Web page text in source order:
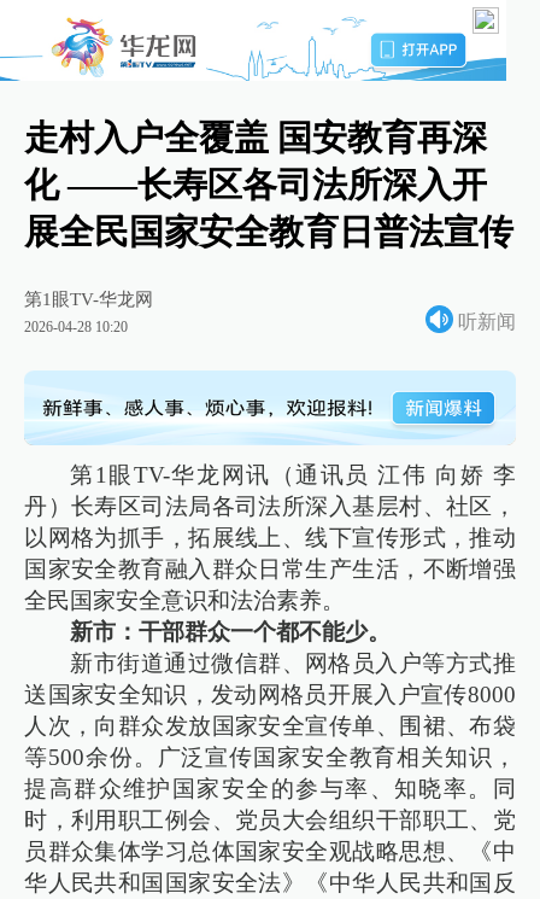
走村入户全覆盖 国安教育再深
化 ——长寿区各司法所深入开
展全民国家安全教育日普法宣传
第1眼TV-华龙网
2026-04-28 10:20 听新闻
第1眼TV-华龙网讯（通讯员 江伟 向娇 李
丹）长寿区司法局各司法所深入基层村、社区，
以网格为抓手，拓展线上、线下宣传形式，推动
国家安全教育融入群众日常生产生活，不断增强
全民国家安全意识和法治素养。
新市：干部群众一个都不能少。
新市街道通过微信群、网格员入户等方式推
送国家安全知识，发动网格员开展入户宣传8000
人次，向群众发放国家安全宣传单、围裙、布袋
等500余份。广泛宣传国家安全教育相关知识，
提高群众维护国家安全的参与率、知晓率。同
时，利用职工例会、党员大会组织干部职工、党
员群众集体学习总体国家安全观战略思想、《中
华人民共和国国家安全法》《中华人民共和国反